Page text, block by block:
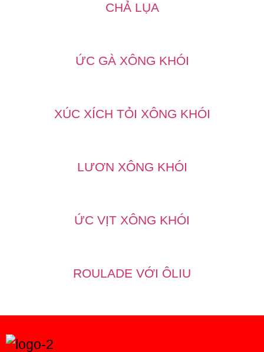
CHẢ LỤA
ỨC GÀ XÔNG KHÓI
XÚC XÍCH TỎI XÔNG KHÓI
LƯƠN XÔNG KHÓI
ỨC VỊT XÔNG KHÓI
ROULADE VỚI ÔLIU